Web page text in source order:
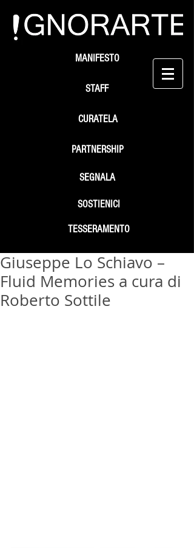
STAFF
SEGNALA
SOSTIENICI
MANIFESTO
PARTNERSHIP
TESSERAMENTO
CURATELA
Giuseppe Lo Schiavo –
Fluid Memories a cura di
Roberto Sottile